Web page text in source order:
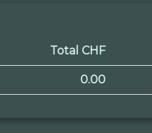
Total CHF
0.00